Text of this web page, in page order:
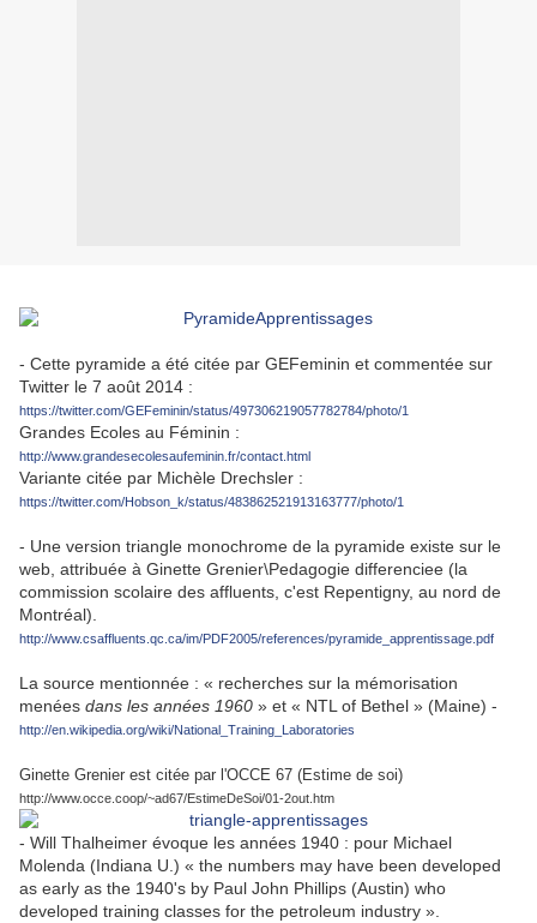
- Cette pyramide a été citée par GEFeminin et commentée sur
Twitter le 7 août 2014 :
https://twitter.com/GEFeminin/status/497306219057782784/photo/1
Grandes Ecoles au Féminin :
http://www.grandesecolesaufeminin.fr/contact.html
Variante citée par Michèle Drechsler :
https://twitter.com/Hobson_k/status/483862521913163777/photo/1
- Une version triangle monochrome de la pyramide existe sur le
web, attribuée à Ginette Grenier\Pedagogie differenciee (la
commission scolaire des affluents, c'est Repentigny, au nord de
Montréal).
http://www.csaffluents.qc.ca/im/PDF2005/references/pyramide_apprentissage.pdf
La source mentionnée : « recherches sur la mémorisation
menées dans les années 1960 » et « NTL of Bethel » (Maine) -
http://en.wikipedia.org/wiki/National_Training_Laboratories
Ginette Grenier est citée par l'OCCE 67 (Estime de soi)
http://www.occe.coop/~ad67/EstimeDeSoi/01-2out.htm
- Will Thalheimer évoque les années 1940 : pour Michael
Molenda (Indiana U.) « the numbers may have been developed
as early as the 1940's by Paul John Phillips (Austin) who
developed training classes for the petroleum industry ».